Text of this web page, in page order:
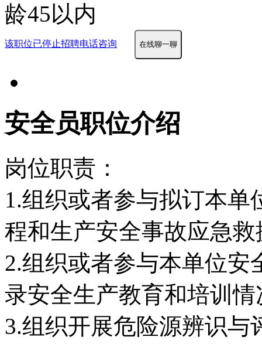
龄45以内
该职位已停止招聘电话咨询 在线聊一聊
安全员职位介绍
岗位职责：
1.组织或者参与拟订本
程和生产安全事故应急救
2.组织或者参与本单位安
录安全生产教育和培训情
3.组织开展危险源辨识